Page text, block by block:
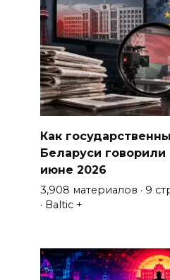
Как
Беларуси говорили
июне 2026
3,908 материалов · 9
· Baltic +